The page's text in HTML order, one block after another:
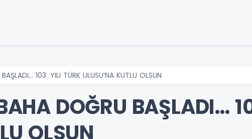
103. YILI TÜRK ULUSU’NA KUTLU OLSUN
DOĞRU BAŞLADI…
OLSUN